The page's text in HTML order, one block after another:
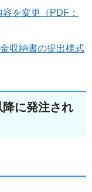
を変更（PDF：
収納書の提出様式
に発注され